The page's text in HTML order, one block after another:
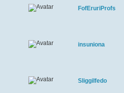
FofEruriProfs
insuniona
Sliggilfedo